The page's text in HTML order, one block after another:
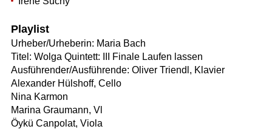
Playlist
Urheber/Urheberin: Maria Bach
Titel: Wolga Quintett: III Finale Laufen lassen
Ausführender/Ausführende: Oliver Triendl, Klavier
Alexander Hülshoff, Cello
Nina Karmon
Marina Graumann, Vl
Öykü Canpolat, Viola